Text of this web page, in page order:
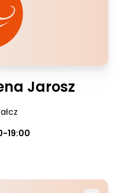
Jarosz
19:00